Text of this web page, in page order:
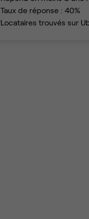
Taux de réponse : 40%
Locataires trouvés sur